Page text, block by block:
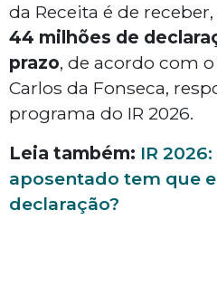
da Receita é de
44 milhões de
prazo, de acordo com
Carlos da Fonseca,
programa do IR 2026.
Leia também: IR
aposentado tem que
declaração?